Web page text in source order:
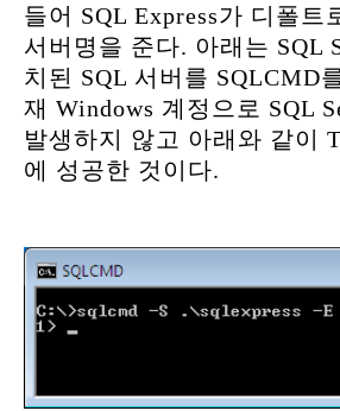
들어 SQL Express가 디폴
서버명을 준다. 아래는 SQL
치된 SQL 서버를 SQLCMD
재 Windows 계정으로 SQL
발생하지 않고 아래와 같이
에 성공한 것이다.